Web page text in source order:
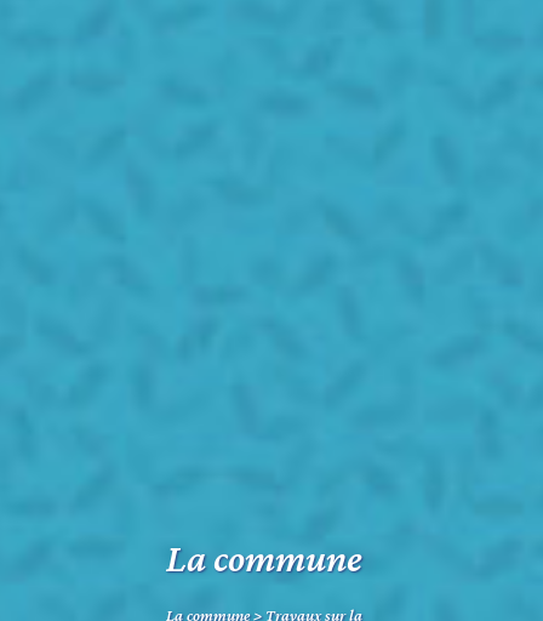
La commune
La commune> Travaux sur la